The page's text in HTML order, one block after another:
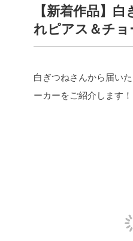
【新着作品】
れピアス＆チ
白ぎつねさんから届い
ーカーをご紹介します！